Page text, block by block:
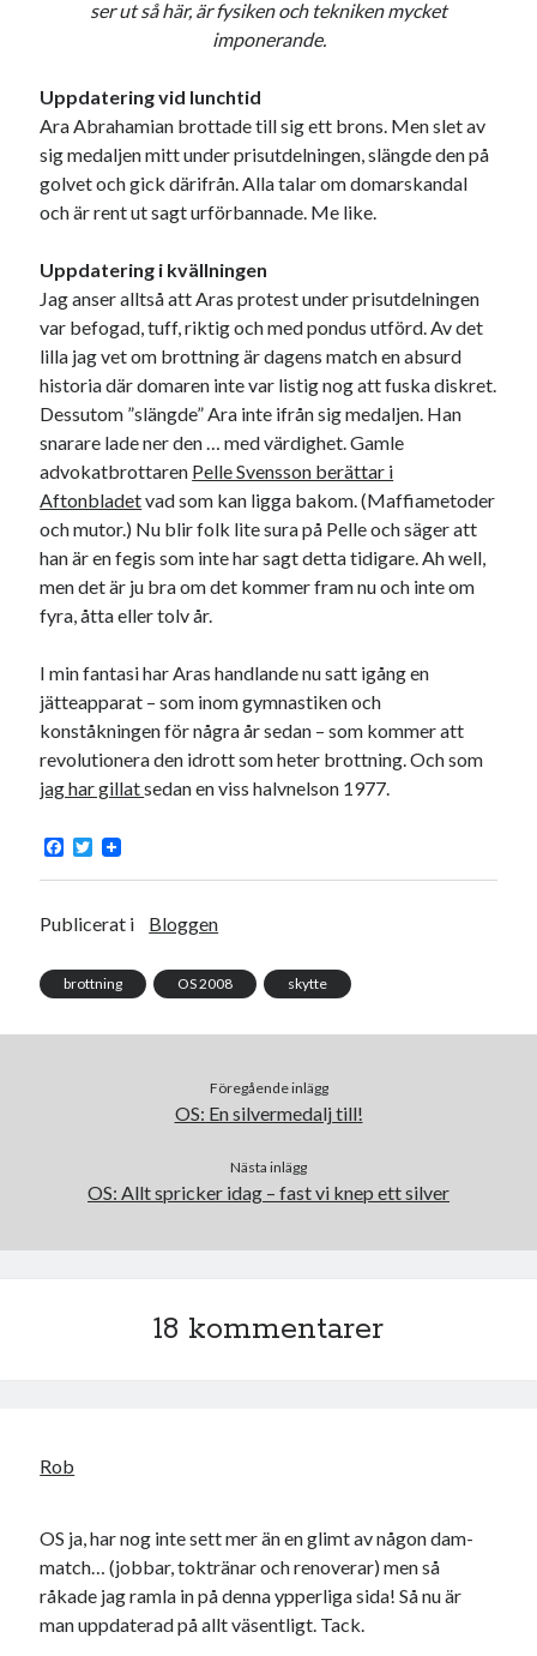
Den stora bloggläsarvärvsveckan
Länkskolan
Lotten som Sommarpratare (i fantasin alltså: grupp på FB)
Vad ska du laga för mat idag? (Recept!)
Logga in
Flöde för inlägg
Flöde för kommentarer
WordPress.org
Pejpalla!
Swish: 070-8885542
ser ut så här, är fysiken och tekniken mycket
imponerande.
Uppdatering vid lunchtid
Ara Abrahamian brottade till sig ett brons. Men slet av
sig medaljen mitt under prisutdelningen, slängde den på
golvet och gick därifrån. Alla talar om domarskandal
och är rent ut sagt urförbannade. Me like.
Uppdatering i kvällningen
Jag anser alltså att Aras protest under prisutdelningen
var befogad, tuff, riktig och med pondus utförd. Av det
lilla jag vet om brottning är dagens match en absurd
historia där domaren inte var listig nog att fuska diskret.
Dessutom ”slängde” Ara inte ifrån sig medaljen. Han
snarare lade ner den … med värdighet. Gamle
advokatbrottaren Pelle Svensson berättar i
Aftonbladetvad som kan ligga bakom. (Maffiametoder
och mutor.) Nu blir folk lite sura på Pelle och säger att
han är en fegis som inte har sagt detta tidigare. Ah well,
men det är ju bra om det kommer fram nu och inte om
fyra, åtta eller tolv år.
I min fantasi har Aras handlande nu satt igång en
jätteapparat – som inom gymnastiken och
konståkningen för några år sedan – som kommer att
revolutionera den idrott som heter brottning. Och som
jag har gillatsedan en viss halvnelson 1977.
F
c
b
k
T
i
t
Publicerat i Bloggen
brottning OS 2008 skytte
Föregående inlägg
OS: En silvermedalj till!
Nästa inlägg
OS: Allt spricker idag – fast vi knep ett silver
18 kommentarer
Rob
OS ja, har nog inte sett mer än en glimt av någon dam-
match… (jobbar, toktränar och renoverar) men så
råkade jag ramla in på denna ypperliga sida! Så nu är
man uppdaterad på allt väsentligt. Tack.